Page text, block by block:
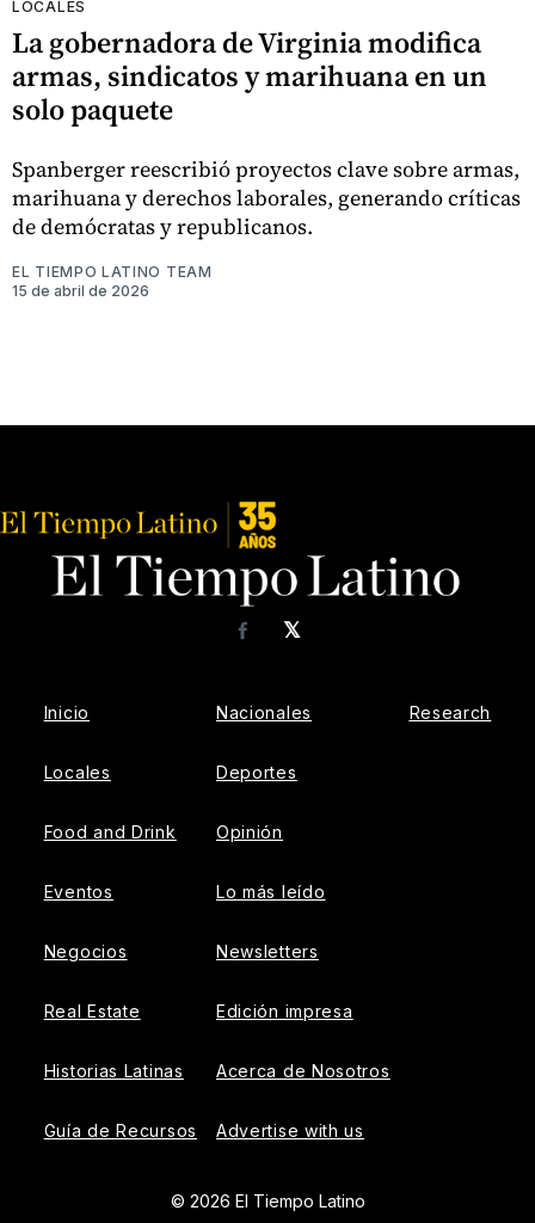
LOCALES
La gobernadora de Virginia modifica
armas, sindicatos y marihuana en un
solo paquete
Spanberger reescribió proyectos clave sobre armas,
marihuana y derechos laborales, generando críticas
de demócratas y republicanos.
EL TIEMPO LATINO TEAM
15 de abril de 2026
𝕏
Facebook
Inicio
Locales
Food and Drink
Eventos
Negocios
Real Estate
Historias Latinas
Guía de Recursos
Nacionales
Deportes
Opinión
Lo más leído
Newsletters
Edición impresa
Acerca de Nosotros
Advertise with us
Research
© 2026 El Tiempo Latino